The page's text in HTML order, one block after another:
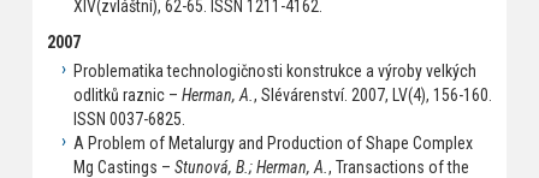
XIV(zvláštní), 62-65. ISSN 1211-4162.
2007
Problematika technologičnosti konstrukce a výroby velkých
odlitků raznic – Herman, A. , Slévárenství. 2007, LV(4), 156-160.
ISSN 0037-6825.
A Problem of Metalurgy and Production of Shape Complex
Mg Castings – Stunová, B.; Herman, A. , Transactions of the